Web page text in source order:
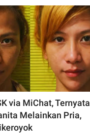
via MiChat, Ternyata
Melainkan Pria,